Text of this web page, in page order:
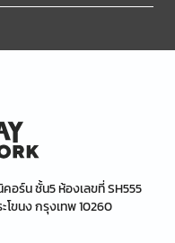
คอร์น ชั้น5 ห้องเลขที่ SH555
ขนง กรุงเทพ 10260